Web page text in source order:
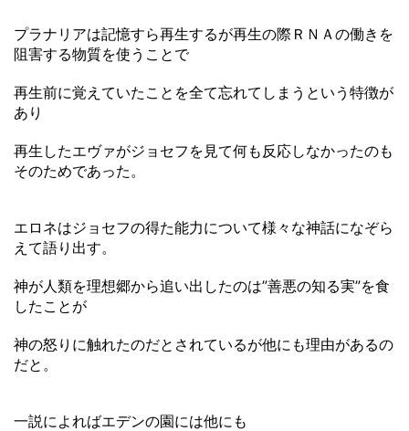
プラナリアは記憶すら再生するが再生の際ＲＮＡの働きを
阻害する物質を使うことで
再生前に覚えていたことを全て忘れてしまうという特徴が
あり
再生したエヴァがジョセフを見て何も反応しなかったのも
そのためであった。
エロネはジョセフの得た能力について様々な神話になぞら
えて語り出す。
神が人類を理想郷から追い出したのは”善悪の知る実”を食
したことが
神の怒りに触れたのだとされているが他にも理由があるの
だと。
一説によればエデンの園には他にも